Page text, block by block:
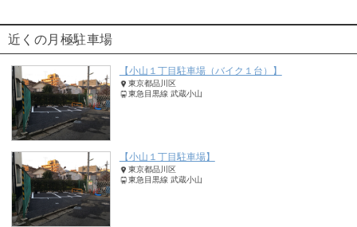
近くの月極駐車場
【小山１丁目駐車場（バイク１台）】
東京都品川区
東急目黒線 武蔵小山
【小山１丁目駐車場】
東京都品川区
東急目黒線 武蔵小山